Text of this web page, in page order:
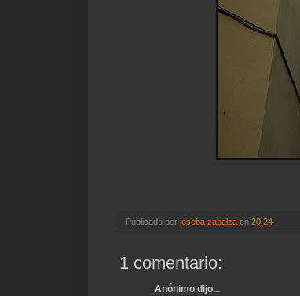
Publicado por joseba zabalza en 20:24
1 comentario:
Anónimo dijo...